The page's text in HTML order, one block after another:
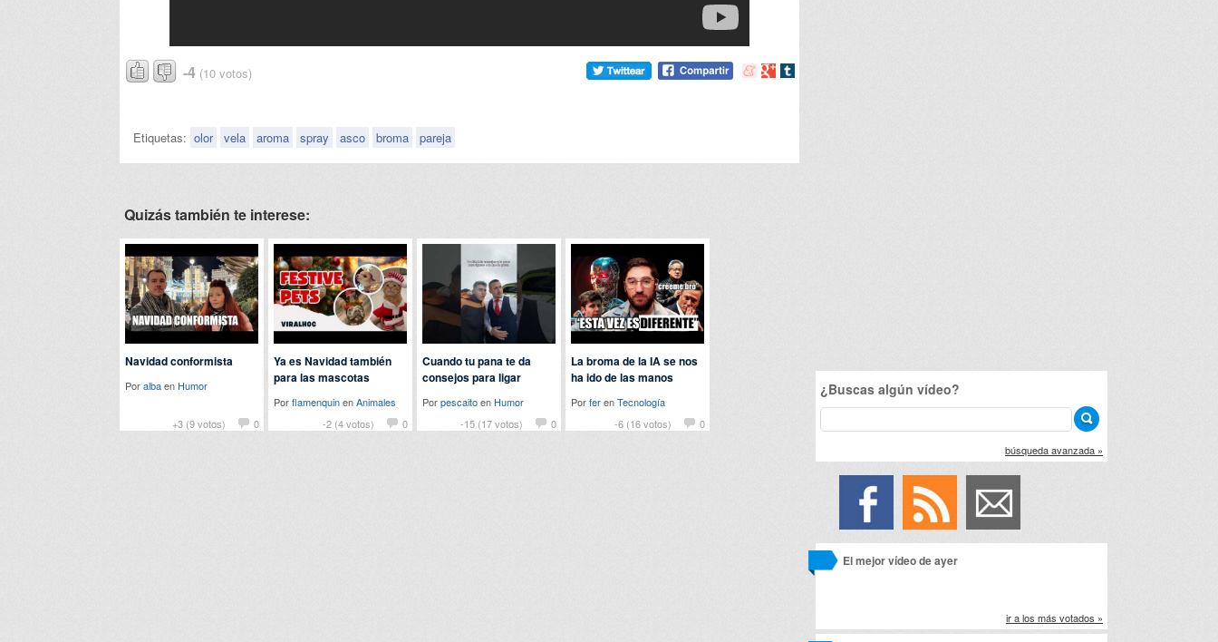
-4 (10 votos)
Compartir
Compartir
Compartir
Etiquetas: olor vela aroma spray asco broma pareja
Quizás también te interese:
+3 (9 votos) 0
Navidad conformista
Poralbaen Humor
-2 (4 votos) 0
Ya es Navidad también
para las mascotas
PorflamenquinenAnimales
-15 (17 votos)
0
Cuando tu pana te da
consejos para ligar
Porpescaitoen Humor
-6 (16 votos)
0
La broma de la IA se nos
ha ido de las manos
PorferenTecnología
¿Buscas algún vídeo?
búsqueda avanzada »
El mejor vídeo de ayer
ir a los más votados »